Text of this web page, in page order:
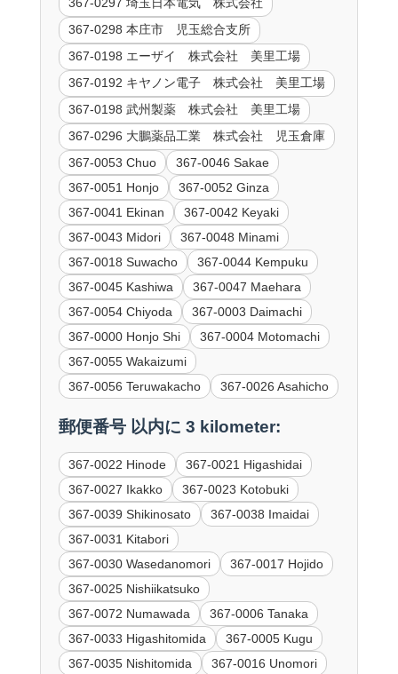
367-0298 本庄市 児玉総合支所
367-0198 エーザイ 株式会社 美里工場
367-0192 キヤノン電子 株式会社 美里工場
367-0198 武州製薬 株式会社 美里工場
367-0296 大鵬薬品工業 株式会社 児玉倉庫
367-0053 Chuo
367-0046 Sakae
367-0051 Honjo
367-0052 Ginza
367-0041 Ekinan
367-0042 Keyaki
367-0043 Midori
367-0048 Minami
367-0018 Suwacho
367-0044 Kempuku
367-0045 Kashiwa
367-0047 Maehara
367-0054 Chiyoda
367-0003 Daimachi
367-0000 Honjo Shi
367-0004 Motomachi
367-0055 Wakaizumi
367-0056 Teruwakacho
367-0026 Asahicho
郵便番号 以内に 3 kilometer:
367-0022 Hinode
367-0021 Higashidai
367-0027 Ikakko
367-0023 Kotobuki
367-0039 Shikinosato
367-0038 Imaidai
367-0031 Kitabori
367-0030 Wasedanomori
367-0017 Hojido
367-0025 Nishiikatsuko
367-0072 Numawada
367-0006 Tanaka
367-0033 Higashitomida
367-0005 Kugu
367-0035 Nishitomida
367-0016 Unomori